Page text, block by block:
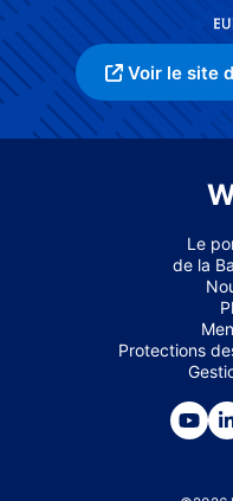
Voir le site
Le
de la
Protections